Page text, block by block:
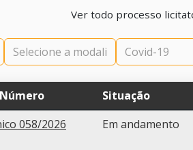
Ver todo processo
Situação
058/2026 Em andamento